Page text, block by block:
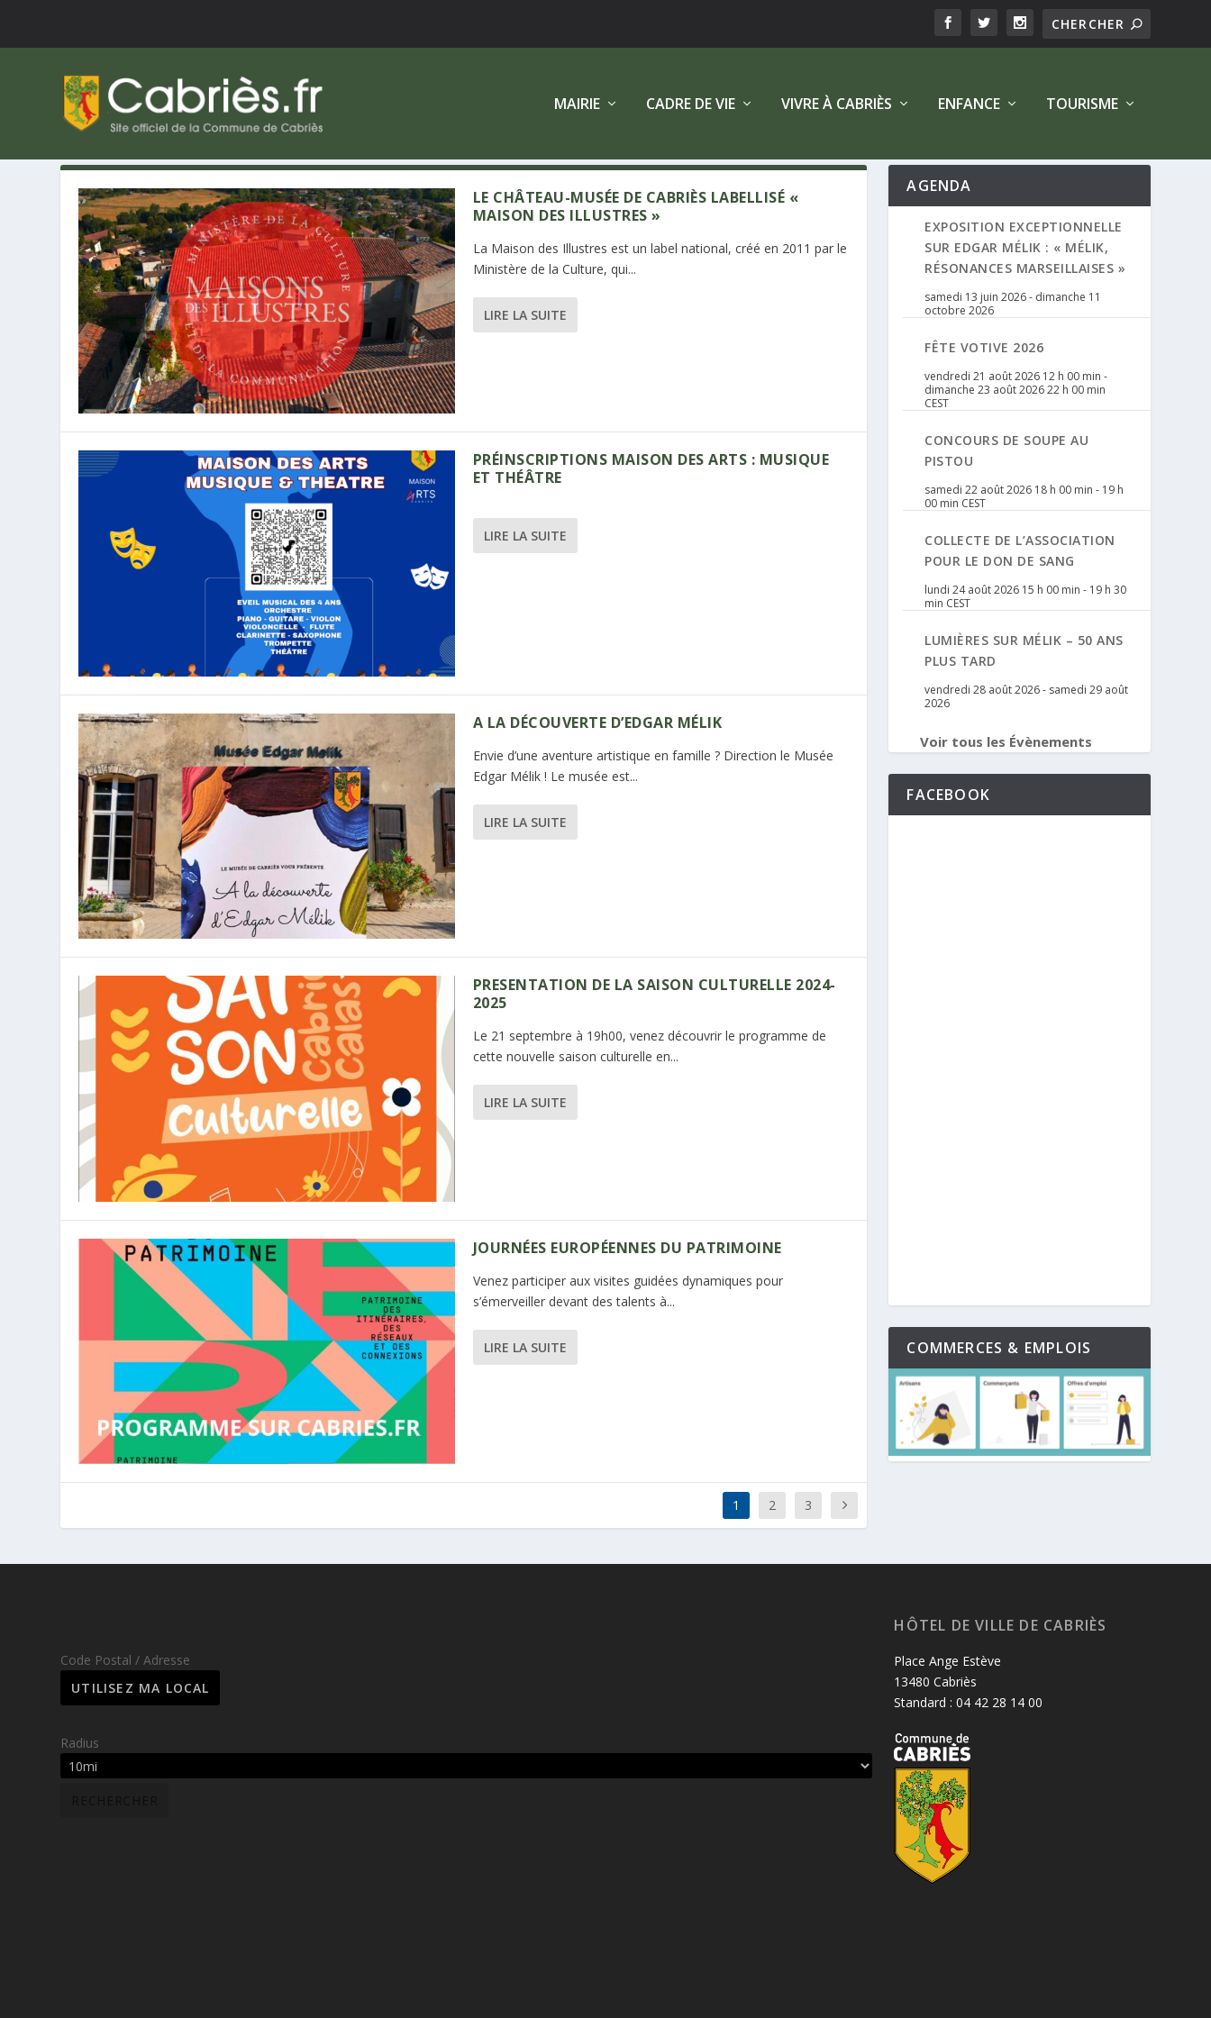
MAIRIE CADRE DE VIE VIVRE À CABRIÈS ENFANCE TOURISME
LE CHÂTEAU-MUSÉE DE CABRIÈS LABELLISÉ «
MAISON DES ILLUSTRES »
La Maison des Illustres est un label national, créé en 2011 par le
Ministère de la Culture, qui...
LIRE LA SUITE
PRÉINSCRIPTIONS MAISON DES ARTS : MUSIQUE
ET THÉÂTRE
LIRE LA SUITE
A LA DÉCOUVERTE D’EDGAR MÉLIK
Envie d’une aventure artistique en famille ? Direction le Musée
Edgar Mélik ! Le musée est...
LIRE LA SUITE
PRESENTATION DE LA SAISON CULTURELLE 2024-
2025
Le 21 septembre à 19h00, venez découvrir le programme de
cette nouvelle saison culturelle en...
LIRE LA SUITE
JOURNÉES EUROPÉENNES DU PATRIMOINE
Venez participer aux visites guidées dynamiques pour
s’émerveiller devant des talents à...
LIRE LA SUITE
1 2 3
AGENDA
EXPOSITION EXCEPTIONNELLE
SUR EDGAR MÉLIK : « MÉLIK,
RÉSONANCES MARSEILLAISES »
samedi 13 juin 2026- dimanche 11
octobre 2026
FÊTE VOTIVE 2026
vendredi 21 août 2026 12 h 00 min -
dimanche 23 août 2026 22 h 00 min
CEST
CONCOURS DE SOUPE AU
PISTOU
samedi 22 août 2026 18 h 00 min - 19 h
00 min CEST
COLLECTE DE L’ASSOCIATION
POUR LE DON DE SANG
lundi 24 août 2026 15 h 00 min - 19 h 30
min CEST
LUMIÈRES SUR MÉLIK – 50 ANS
PLUS TARD
vendredi 28 août 2026- samedi 29 août
2026
Voir tous les Évènements
FACEBOOK
COMMERCES & EMPLOIS
Code Postal / Adresse
Radius
HÔTEL DE VILLE DE CABRIÈS
Place Ange Estève
13480 Cabriès
Standard : 04 42 28 14 00